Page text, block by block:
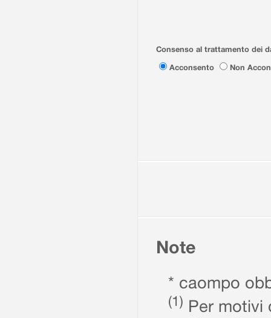
Consenso al trattamento dei
Acconsento
Non
Note
* caompo
(1) Per motivi